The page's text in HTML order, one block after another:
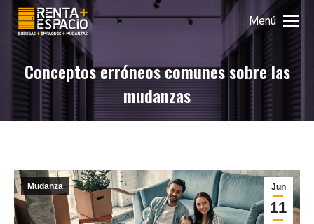
Menú
Conceptos erróneos comunes sobre las
mudanzas
Jun
11
Mudanza